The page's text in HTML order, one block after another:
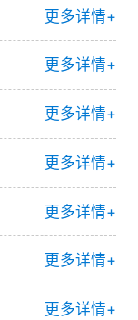
更多详情+
更多详情+
更多详情+
更多详情+
更多详情+
更多详情+
更多详情+